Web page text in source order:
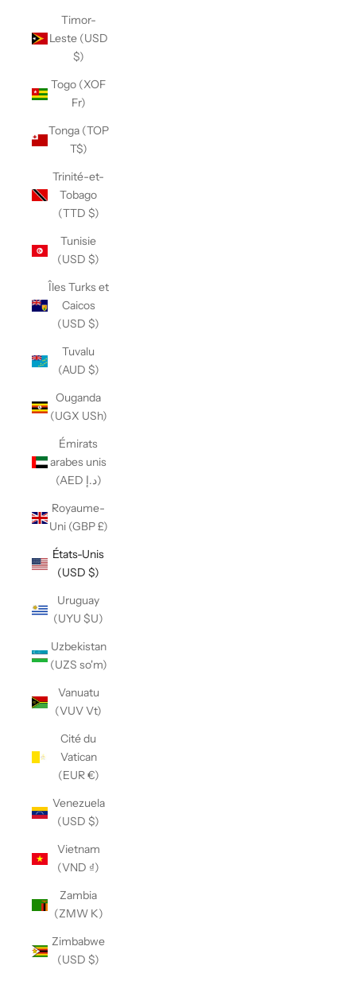
Timor-
Leste (USD
$)
Togo (XOF
Fr)
Tonga (TOP
T$)
Trinité-et-
Tobago
(TTD $)
Tunisie
(USD $)
Îles Turks et
Caicos
(USD $)
Tuvalu
(AUD $)
Ouganda
(UGX USh)
Émirats
arabes unis
(AED د.إ)
Royaume-
Uni (GBP £)
États-Unis
(USD $)
Uruguay
(UYU $U)
Uzbekistan
(UZS so'm)
Vanuatu
(VUV Vt)
Cité du
Vatican
(EUR €)
Venezuela
(USD $)
Vietnam
(VND ₫)
Zambia
(ZMW K)
Zimbabwe
(USD $)
Tee-shirts